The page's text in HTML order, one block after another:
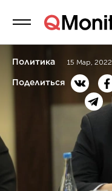
Политика 15 Мар, 2022
Поделиться